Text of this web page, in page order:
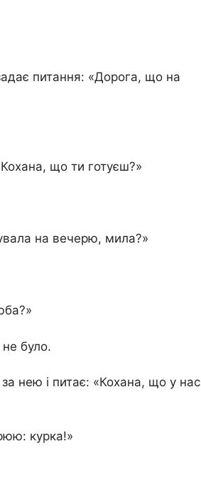
питання: «Дорога, що на
що ти готуєш?»
на вечерю, мила?»
не було.
нею і питає: «Кохана, що у нас
курка!»